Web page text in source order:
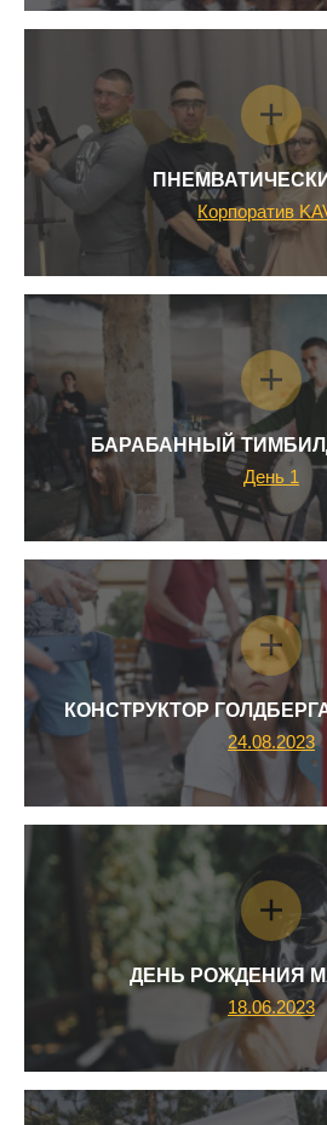
Корпоратив
БАРАБАННЫЙ
День 1
КОНСТРУКТОР
24.08.2023
ДЕНЬ РОЖДЕНИЯ
18.06.2023